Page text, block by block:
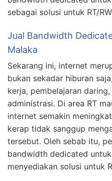
sebagai solusi untuk RT/
Jual Bandwidth
Malaka
Sekarang ini, internet
bukan sekadar hiburan
kerja, pembelajaran
administrasi. Di area RT
internet semakin
kerap tidak sanggup
tersebut. Oleh sebab itu,
bandwidth dedicated untuk
menyediakan solusi untuk